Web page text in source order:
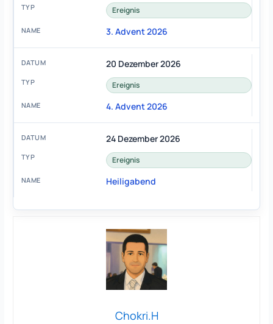
Ereignis
3. Advent 2026
20 Dezember 2026
Ereignis
4. Advent 2026
24 Dezember 2026
Ereignis
Heiligabend
Chokri.H